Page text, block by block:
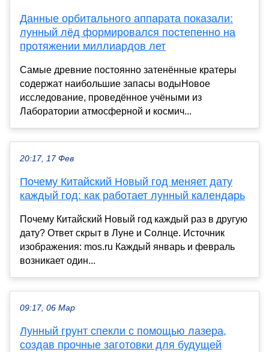
Данные орбитального аппарата показали:
лунный лёд формировался постепенно на
протяжении миллиардов лет
Самые древние постоянно затенённые кратеры
содержат наибольшие запасы водыНовое
исследование, проведённое учёными из
Лаборатории атмосферной и космич...
20:17, 17 Фев
Почему Китайский Новый год меняет дату
каждый год: как работает лунный календарь
Почему Китайский Новый год каждый раз в другую
дату? Ответ скрыт в Луне и Солнце. Источник
изображения: mos.ru Каждый январь и февраль
возникает один...
09:17, 06 Мар
Лунный грунт спекли с помощью лазера,
создав прочные заготовки для будущей